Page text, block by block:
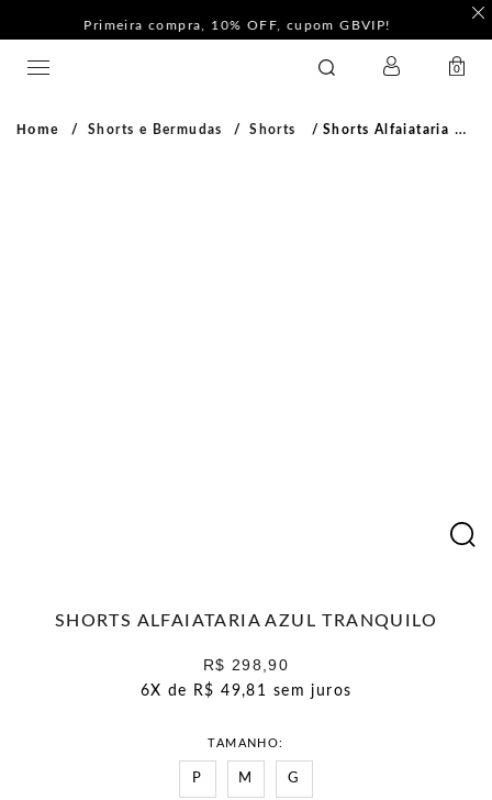
Pague com PIX e ganhe 5%Off na Coleção Outline!
0
Home Shorts e Bermudas Shorts Shorts Alfaiataria Azul Tranquilo
SHORTS ALFAIATARIA AZUL TRANQUILO
R$ 298,90
6X de R$ 49,81 sem juros
TAMANHO
P M G